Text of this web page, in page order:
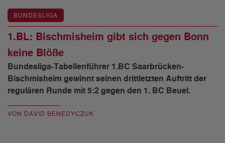
BUNDESLIGA
1.BL: Bischmisheim gibt sich gegen Bonn
keine Blöße
Bundesliga-Tabellenführer 1.BC Saarbrücken-
Bischmisheim gewinnt seinen drittletzten Auftritt der
regulären Runde mit 5:2 gegen den 1. BC Beuel.
VON DAVID BENEDYCZUK